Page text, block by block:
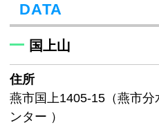
DATA
国上山
住所
燕市国上1405-15（燕市
ンター ）